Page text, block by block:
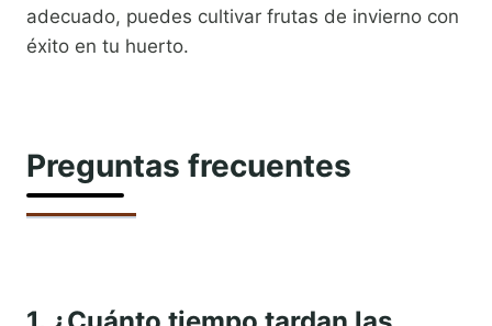
adecuado, puedes cultivar frutas de invierno con
éxito en tu huerto.
Preguntas frecuentes